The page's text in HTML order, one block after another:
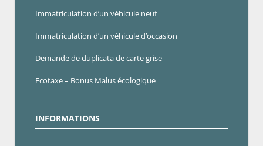
Immatriculation d’un véhicule neuf
Immatriculation d’un véhicule d’occasion
Demande de duplicata de carte grise
Ecotaxe – Bonus Malus écologique
INFORMATIONS